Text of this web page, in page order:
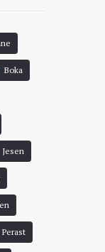
Boka
Jesen
Perast